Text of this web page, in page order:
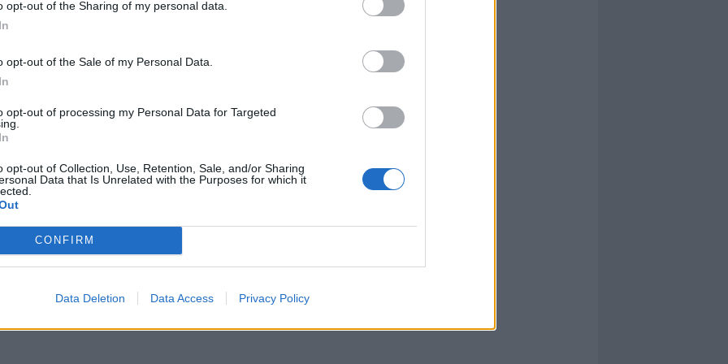
opt-out of the Sharing of my personal data.
opt-out of the Sale of my Personal Data.
opt-out of processing my Personal Data for Targeted
opt-out of Collection, Use, Retention, Sale, and/or Sharing
Data that Is Unrelated with the Purposes for which it
CONFIRM
Data Deletion Data Access Privacy Policy
e Segretario di Stato per la Giustizia del
"al fine di sensibilizzare le autorità
di 8 mesi "di poter accedere al protocollo
ospedale pediatrico del nostro Paese".
a sbloccare la situazione "in tempo
Indi possa accedere a questa possibilità,
di collaborazione che da sempre
i due Paesi". Per la piccola è una
il tempo.